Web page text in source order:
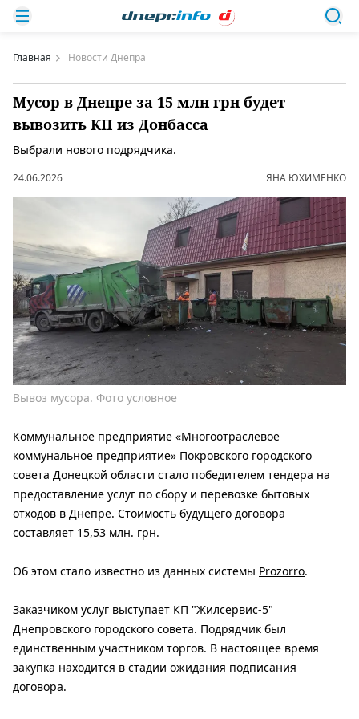
Главная Новости Днепра
Мусор в Днепре за 15 млн грн будет
вывозить КП из Донбасса
Выбрали нового подрядчика.
24.06.2026 ЯНА ЮХИМЕНКО
Вывоз мусора. Фото условное
Коммунальное предприятие «Многоотраслевое
коммунальное предприятие» Покровского городского
совета Донецкой области стало победителем тендера на
предоставление услуг по сбору и перевозке бытовых
отходов в Днепре. Стоимость будущего договора
составляет 15,53 млн. грн.
Об этом стало известно из данных системы Prozorro.
Заказчиком услуг выступает КП "Жилсервис-5"
Днепровского городского совета. Подрядчик был
единственным участником торгов. В настоящее время
закупка находится в стадии ожидания подписания
договора.